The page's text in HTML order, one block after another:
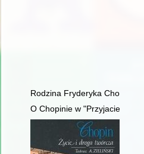
Rodzina Fryderyka Chopina
O Chopinie w "Przyjacielu